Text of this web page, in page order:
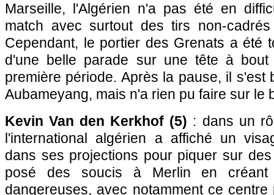
Marseille, l'Algérien n'a pas été en
match avec surtout des tirs non-
Cependant, le portier des Grenats a été
d'une belle parade sur une tête à bout
première période. Après la pause, il s'est
Aubameyang, mais n'a rien pu faire sur le
Kevin Van den Kerkhof (5) : dans un
l'international algérien a affiché un
dans ses projections pour piquer sur
posé des soucis à Merlin en créant
dangereuses, avec notamment ce